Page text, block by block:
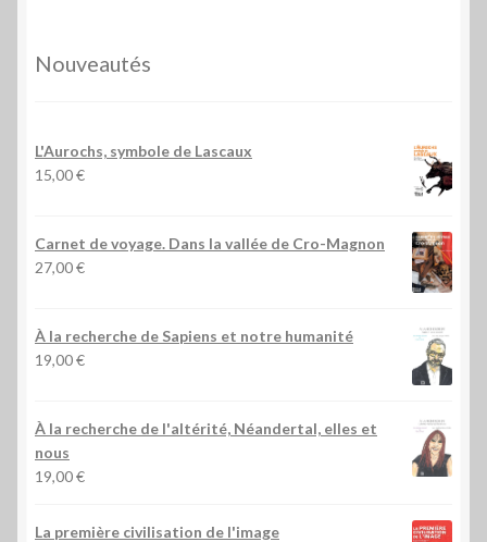
Nouveautés
L'Aurochs, symbole de Lascaux
15,00€
Carnet de voyage. Dans la vallée de Cro-Magnon
27,00€
À la recherche de Sapiens et notre humanité
19,00€
À la recherche de l'altérité, Néandertal, elles et
nous
19,00€
La première civilisation de l'image